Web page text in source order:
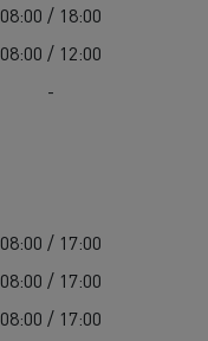
08:00 / 18:00
08:00 / 12:00
-
08:00 / 17:00
08:00 / 17:00
08:00 / 17:00